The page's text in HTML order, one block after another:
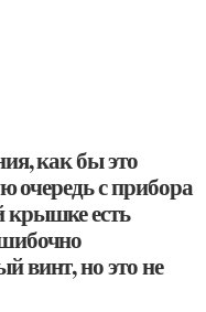
как бы это
очередь с прибора
есть
винт, но это не